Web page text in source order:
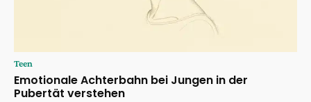
Teen
Emotionale Achterbahn bei Jungen in der
Pubertät verstehen